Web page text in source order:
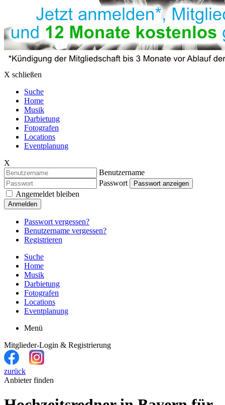
X schließen
Suche
Home
Musik
Darbietung
Fotografen
Locations
Eventplanung
X
Benutzername
Passwort
Passwort anzeigen
Angemeldet bleiben
Anmelden
Passwort vergessen?
Benutzername vergessen?
Registrieren
Suche
Home
Musik
Darbietung
Fotografen
Locations
Eventplanung
Menü
Mitglieder-Login & Registrierung
zurück
Anbieter finden